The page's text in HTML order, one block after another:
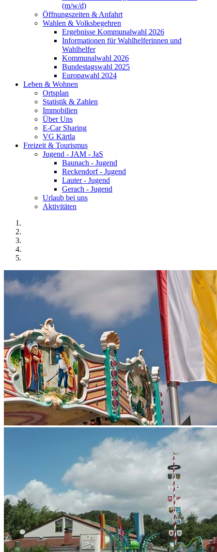
(m/w/d)
Öffnungszeiten & Anfahrt
Wahlen & Volksbegehren
Ergebnisse Kommunalwahl 2026
Informationen für Wahlhelferinnen und
Wahlhelfer
Kommunalwahl 2026
Bundestagswahl 2025
Europawahl 2024
Leben & Wohnen
Ortsplan
Statistik & Zahlen
Immobilien
Über Uns
E-Car Sharing
VG Kärtla
Freizeit & Tourismus
Jugend - JAM - JaS
Baunach - Jugend
Reckendorf - Jugend
Lauter - Jugend
Gerach - Jugend
Urlaub bei uns
Aktivitäten